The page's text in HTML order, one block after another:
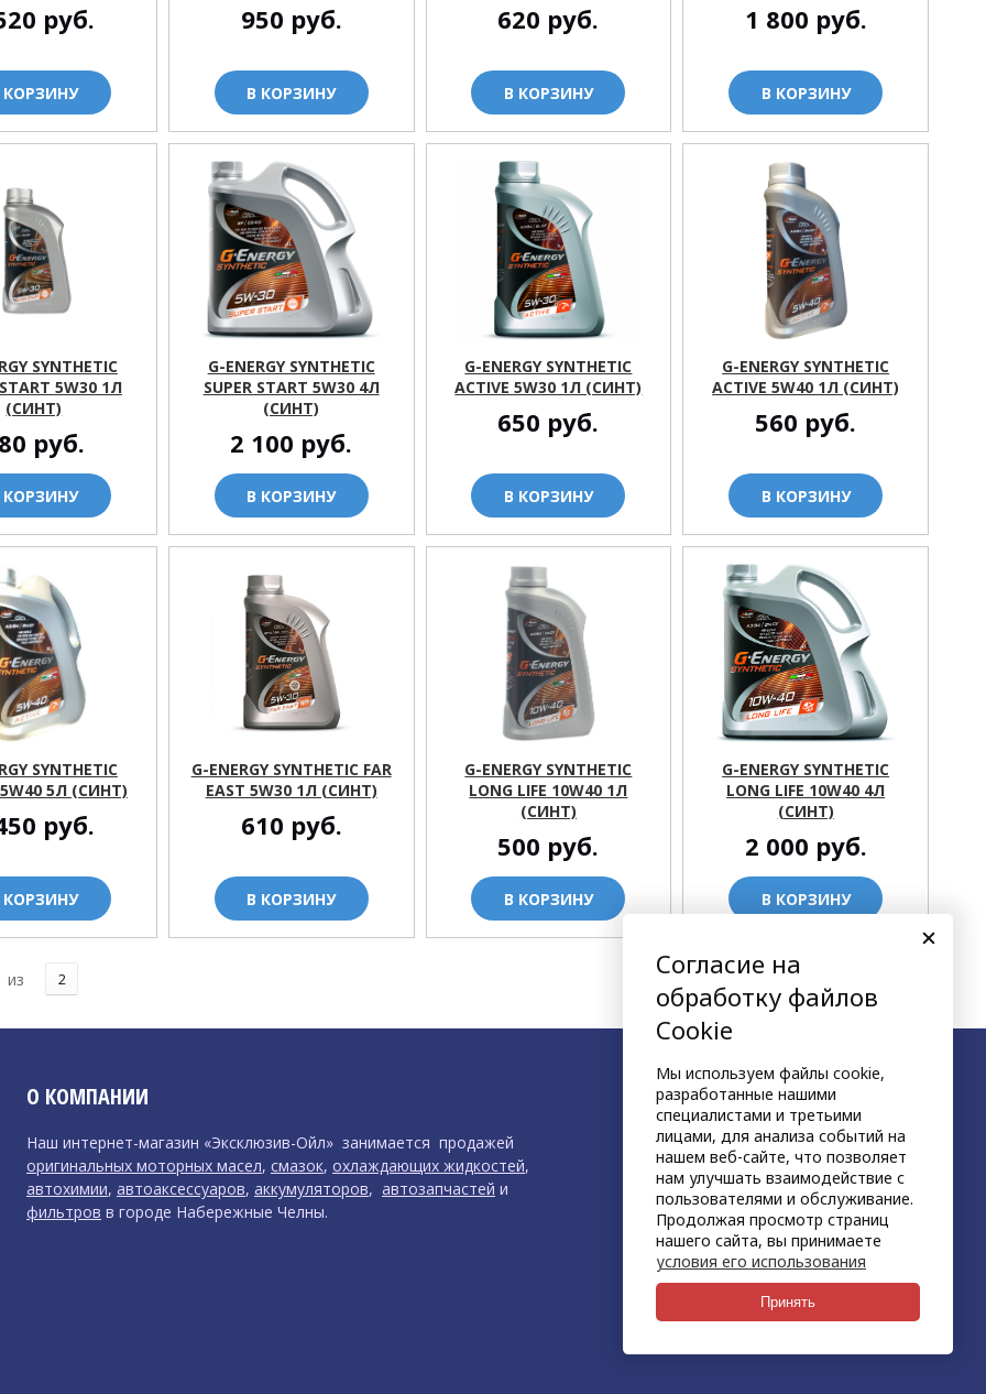
руб.
КОРЗИНУ
950 руб.
В КОРЗИНУ
620 руб.
В КОРЗИНУ
1 800 руб.
В КОРЗИНУ
SYNTHETIC
START 5W30 1Л
(СИНТ)
руб.
КОРЗИНУ
G-ENERGY SYNTHETIC
SUPER START 5W30 4Л
(СИНТ)
2 100 руб.
В КОРЗИНУ
G-ENERGY SYNTHETIC
ACTIVE 5W30 1Л (СИНТ)
650 руб.
В КОРЗИНУ
G-ENERGY SYNTHETIC
ACTIVE 5W40 1Л (СИНТ)
560 руб.
В КОРЗИНУ
SYNTHETIC
5W40 5Л (СИНТ)
руб.
КОРЗИНУ
G-ENERGY SYNTHETIC FAR
EAST 5W30 1Л (СИНТ)
610 руб.
В КОРЗИНУ
G-ENERGY SYNTHETIC
LONG LIFE 10W40 1Л
(СИНТ)
500 руб.
В КОРЗИНУ
G-ENERGY SYNTHETIC
LONG LIFE 10W40 4Л
(СИНТ)
2 000 руб.
В КОРЗИНУ
из 2 следующая страница
О КОМПАНИИ
Наш интернет-магазин «Эксклюзив-Ойл» занимается продажей
оригинальных моторных масел, смазок, охлаждающих жидкостей,
автохимии, автоаксессуаров, аккумуляторов, автозапчастей и
фильтров в городе Набережные Челны.
продвижение сайта
создан на платформеKORZILLA
Согласие на
обработку файлов
Cookie
Мы используем файлы cookie,
разработанные нашими
специалистами и третьими
лицами, для анализа событий на
нашем веб-сайте, что позволяет
нам улучшать взаимодействие с
пользователями и обслуживание.
Продолжая просмотр страниц
нашего сайта, вы принимаете
условия его использования
Принять